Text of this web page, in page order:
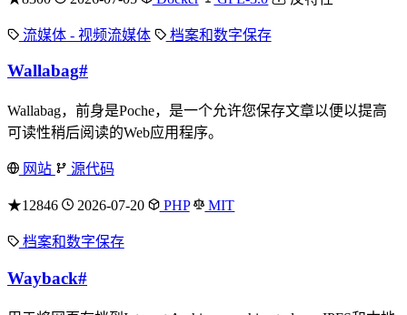
流媒体 - 视频流媒体 档案和数字保存
Wallabag#
Wallabag，前身是Poche，是一个允许您保存文章以便以提高
可读性稍后阅读的Web应用程序。
网站 源代码
★12846 2026-07-20 PHP MIT
档案和数字保存
Wayback#